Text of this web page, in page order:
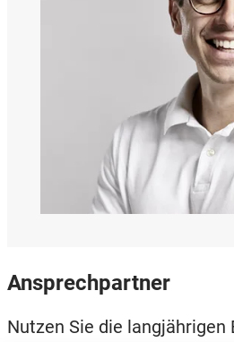
Ansprechpartner
Nutzen Sie die langjährigen